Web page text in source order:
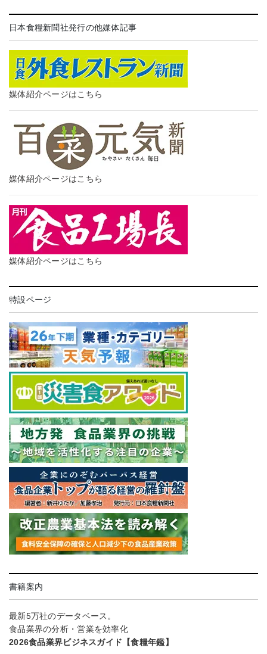
日本食糧新聞社発行の他媒体記事
媒体紹介ページはこちら
媒体紹介ページはこちら
媒体紹介ページはこちら
特設ページ
書籍案内
最新5万社のデータベース。
食品業界の分析・営業を効率化
2026食品業界ビジネスガイド【食糧年鑑】